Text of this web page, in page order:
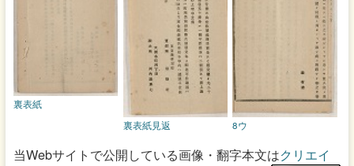
8ウ
裏表紙見返
裏表紙
当Webサイトで公開している画像・翻字本文はクリエイ